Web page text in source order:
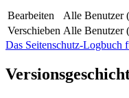
Bearbeiten
Alle Benutzer
Verschieben Alle Benutzer
Das Seitenschutz-Logbuch